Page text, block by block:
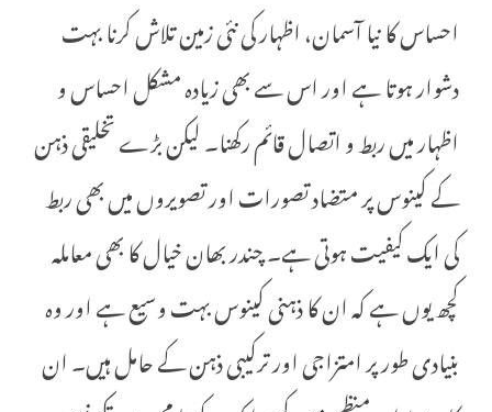
احساس کا نیا آسمان، اظہار کی نئی زمین تلاش کرنا بہت
دشوار ہوتا ہے اور اس سے بھی زیادہ مشکل احساس و
اظہار میں ربط و اتصال قائم رکھنا۔ لیکن بڑے تخلیقی ذہن
کے کینوس پر متضاد تصورات اور تصویروں میں بھی ربط
کی ایک کیفیت ہوتی ہے۔ چندر بھان خیال کا بھی معاملہ
کچھ یوں ہے کہ ان کا ذہنی کینوس بہت وسیع ہے اور وہ
بنیادی طور پر امتزاجی اور ترکیبی ذہن کے حامل ہیں۔ ان